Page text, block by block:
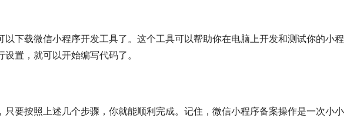
下载微信小程序开发工具了。这个工具可以帮助你在电脑上开发和测试你的小程
置，就可以开始编写代码了。
要按照上述几个步骤，你就能顺利完成。记住，微信小程序备案操作是一次小小